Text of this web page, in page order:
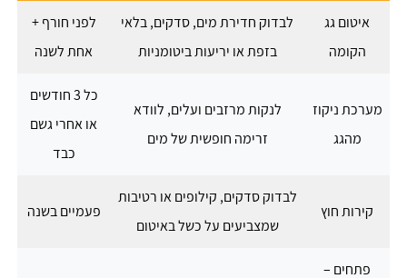
איטום גג
הקומה
לבדוק חדירת מים, סדקים, בלאי
בזפת או יריעות ביטומניות
לפני חורף +
אחת לשנה
מערכת ניקוז
מהגג
לנקות מרזבים ועלים, לוודא
זרימה חופשית של מים
כל 3 חודשים
או אחרי גשם
כבד
קירות חוץ
לבדוק סדקים, קילופים או רטיבות
שמצביעים על כשל באיטום
פעמיים בשנה
פתחים –